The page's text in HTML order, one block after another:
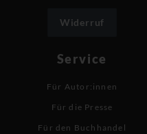
Widerruf
Service
Für Autor:innen
Für die Presse
Für den Buchhandel